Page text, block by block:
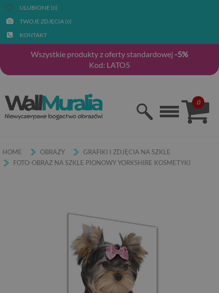
ULUBIONE (0)
TWOJE ZDJĘCIA (0)
KONTAKT
Wszystkie produkty z oferty standardowej -5%
Kod: LATO5
0
HOME OBRAZY
GRAFIKI I ZDJĘCIA NA SZKLE
FOTO-OBRAZ NA SZKLE PIONOWY YORKSHIRE KOSMETYKI